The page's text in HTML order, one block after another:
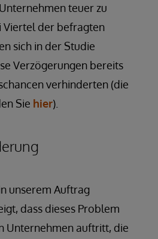
teuer zu
Viertel der befragten
sich in der Studie
Verzögerungen bereits
verhinderten (die
Sie hier).
unserem Auftrag
dass dieses Problem
Unternehmen auftritt, die